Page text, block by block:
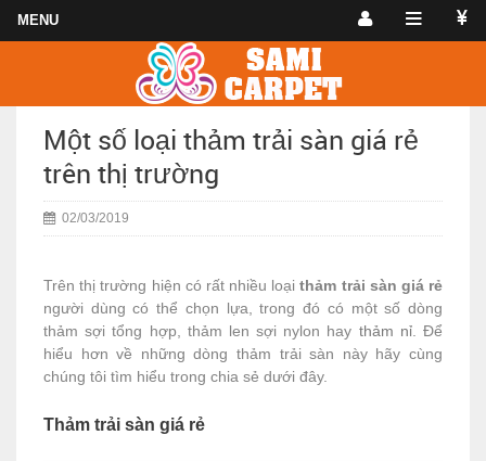
Một số loại thảm trải sàn giá rẻ
trên thị trường
02/03/2019
Trên thị trường hiện có rất nhiều loạithảm trải sàn giá rẻ
người dùng có thể chọn lựa, trong đó có một số dòng
thảm sợi tổng hợp, thảm len sợi nylon hay thảm nỉ. Để
hiểu hơn về những dòng thảm trải sàn này hãy cùng
chúng tôi tìm hiểu trong chia sẻ dưới đây.
Thảm trải sàn giá rẻ